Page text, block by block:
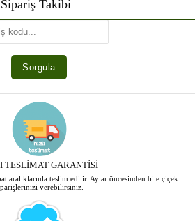
Sipariş Takibi
TESLİMAT GARANTİSİ
aralıklarınla teslim edilir. Aylar öncesinden bile çiçek
verebilirsiniz.